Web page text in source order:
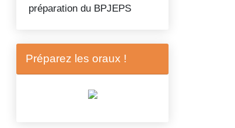
préparation du BPJEPS
Préparez les oraux !